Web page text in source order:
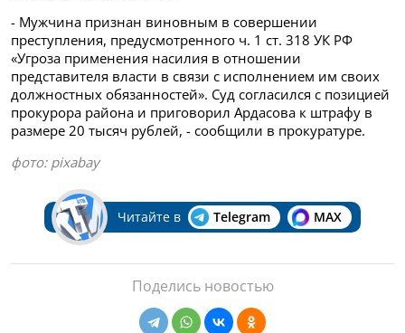
- Мужчина признан виновным в совершении
преступления, предусмотренного ч. 1 ст. 318 УК РФ
«Угроза применения насилия в отношении
представителя власти в связи с исполнением им своих
должностных обязанностей». Суд согласился с позицией
прокурора района и приговорил Ардасова к штрафу в
размере 20 тысяч рублей, - сообщили в прокуратуре.
фото: pixabay
Читайте в Telegram MAX
Поделись новостью